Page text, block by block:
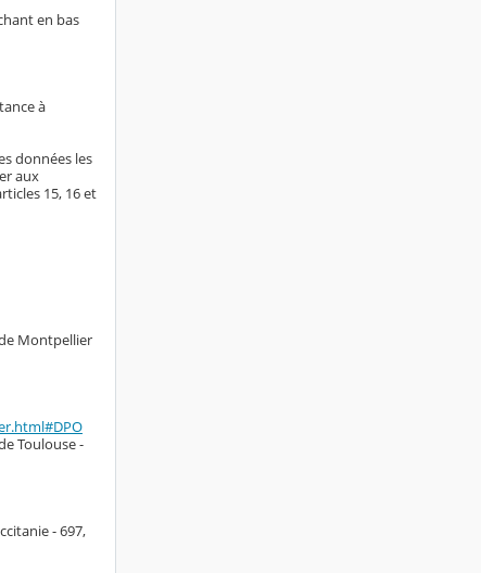
en bas
à
données les
aux
15, 16 et
Montpellier
Toulouse -
- 697,